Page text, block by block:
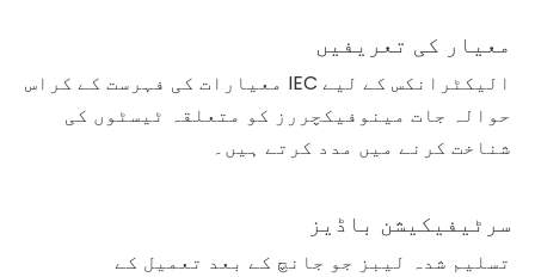
معیار کی تعریفیں
الیکٹرانکس کے لیے IEC معیارات کی فہرست کے کراس
حوالہ جات مینوفیکچررز کو متعلقہ ٹیسٹوں کی
شناخت کرنے میں مدد کرتے ہیں۔
سرٹیفیکیشن باڈیز
تسلیم شدہ لیبز جو جانچ کے بعد تعمیل کے